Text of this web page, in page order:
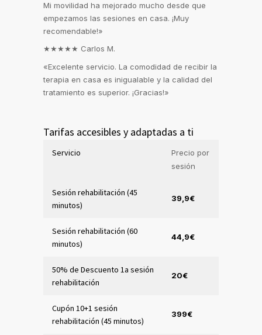
Mi movilidad ha mejorado mucho desde que
empezamos las sesiones en casa. ¡Muy
recomendable!»
★★★★★ Carlos M.
«Excelente servicio. La comodidad de recibir la
terapia en casa es inigualable y la calidad del
tratamiento es superior. ¡Gracias!»
Tarifas accesibles y adaptadas a ti
Servicio
Precio por
sesión
Sesión rehabilitación (45
minutos)
39,9€
Sesión rehabilitación (60
minutos)
44,9€
50% de Descuento 1a sesión
rehabilitación
20€
Cupón 10+1 sesión
rehabilitación (45 minutos)
399€